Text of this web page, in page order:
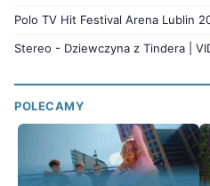
Polo TV Hit Festival Arena Lublin
Stereo - Dziewczyna z Tindera |
POLECAMY